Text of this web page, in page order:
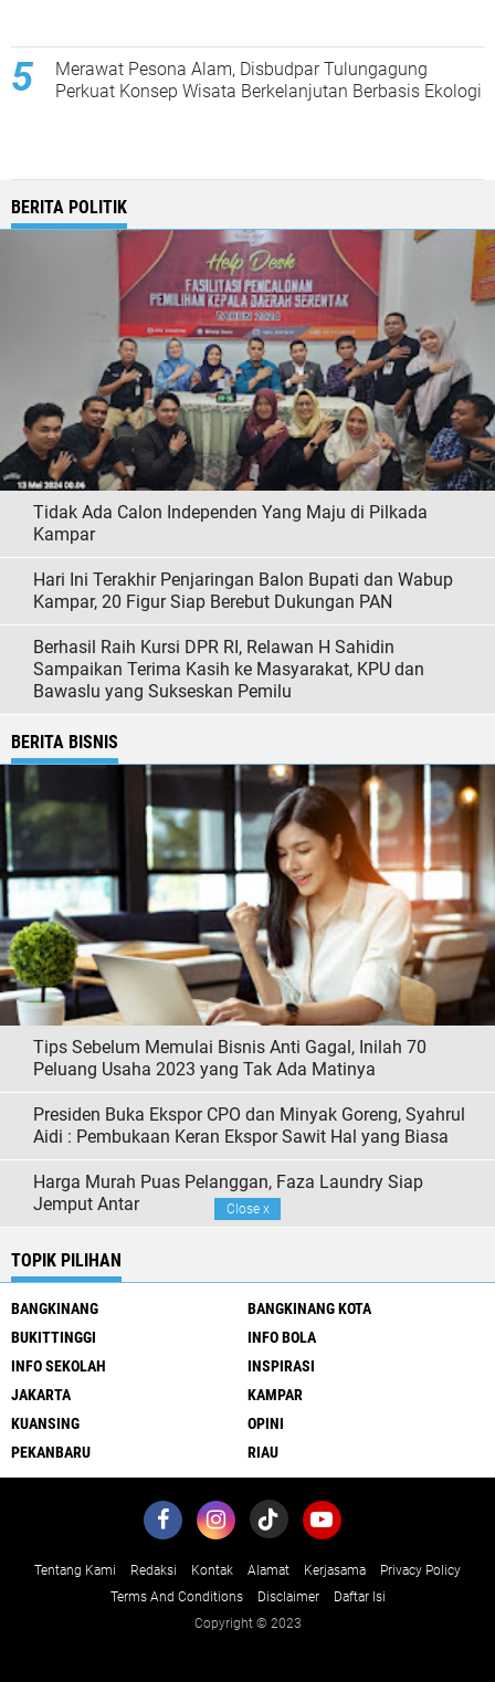
Merawat Pesona Alam, Disbudpar Tulungagung
Perkuat Konsep Wisata Berkelanjutan Berbasis Ekologi
BERITA POLITIK
Tidak Ada Calon Independen Yang Maju di Pilkada
Kampar
Hari Ini Terakhir Penjaringan Balon Bupati dan Wabup
Kampar, 20 Figur Siap Berebut Dukungan PAN
Berhasil Raih Kursi DPR RI, Relawan H Sahidin
Sampaikan Terima Kasih ke Masyarakat, KPU dan
Bawaslu yang Sukseskan Pemilu
BERITA BISNIS
Tips Sebelum Memulai Bisnis Anti Gagal, Inilah 70
Peluang Usaha 2023 yang Tak Ada Matinya
Presiden Buka Ekspor CPO dan Minyak Goreng, Syahrul
Aidi : Pembukaan Keran Ekspor Sawit Hal yang Biasa
Harga Murah Puas Pelanggan, Faza Laundry Siap
Jemput Antar
TOPIK PILIHAN
BANGKINANG
BANGKINANG KOTA
BUKITTINGGI
INFO BOLA
INFO SEKOLAH
INSPIRASI
JAKARTA
KAMPAR
KUANSING
OPINI
PEKANBARU
RIAU
Tentang Kami Redaksi Kontak Alamat Kerjasama
Privacy Policy
Terms And Conditions
Disclaimer
Daftar Isi
Copyright © 2023
Close x